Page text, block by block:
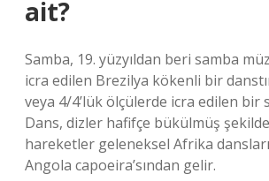
ait?
Samba, 19. yüzyıldan beri samba
icra edilen Brezilya kökenli bir
veya 4/4’lük ölçülerde icra edilen bir
Dans, dizler hafifçe bükülmüş şekilde
hareketler geleneksel Afrika
Angola capoeira’sından gelir.